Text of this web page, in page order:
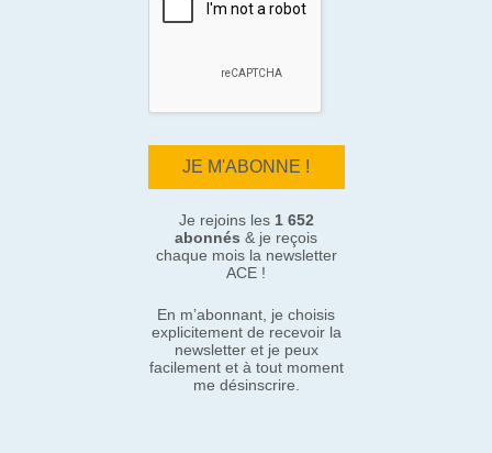
Je rejoins les 1 652
abonnés & je reçois
chaque mois la newsletter
ACE !
En m’abonnant, je choisis
explicitement de recevoir la
newsletter et je peux
facilement et à tout moment
me désinscrire.